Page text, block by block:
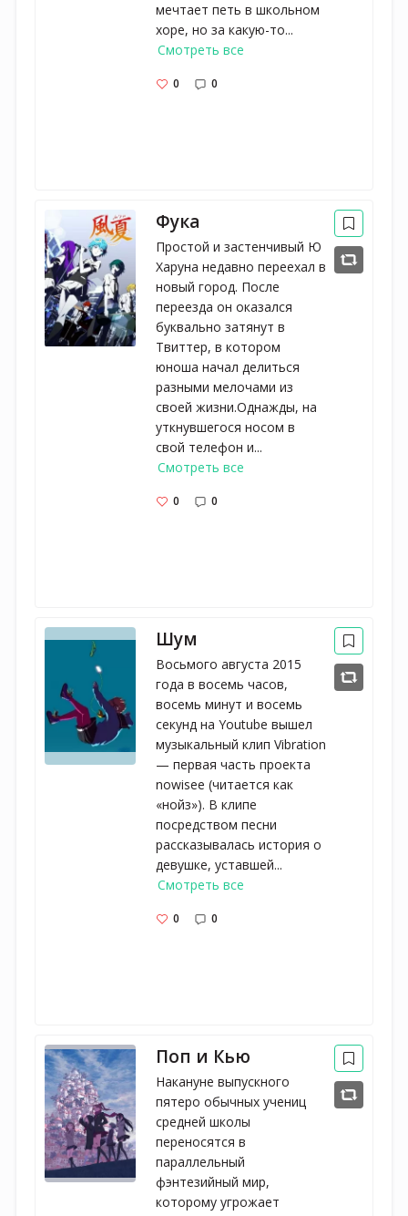
мечтает петь в школьном
хоре, но за какую-то...
Смотреть все
0 0
Фука
Простой и застенчивый Ю
Харуна недавно переехал в
новый город. После
переезда он оказался
буквально затянут в
Твиттер, в котором
юноша начал делиться
разными мелочами из
своей жизни.Однажды, на
уткнувшегося носом в
свой телефон и...
Смотреть все
0 0
Шум
Восьмого августа 2015
года в восемь часов,
восемь минут и восемь
секунд на Youtube вышел
музыкальный клип Vibration
— первая часть проекта
nowisee (читается как
«нойз»). В клипе
посредством песни
рассказывалась история о
девушке, уставшей...
Смотреть все
0 0
Поп и Кью
Накануне выпускного
пятеро обычных учениц
средней школы
переносятся в
параллельный
фэнтезийный мир,
которому угрожает